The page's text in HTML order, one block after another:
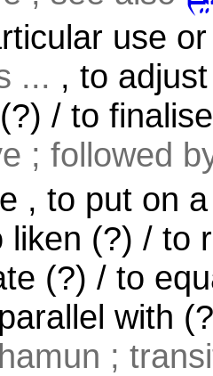
use
... , to
/ to
; followed
, to put on
liken (?) / to
(?) / to
with
;